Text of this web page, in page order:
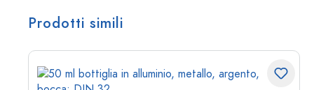
Prodotti simili